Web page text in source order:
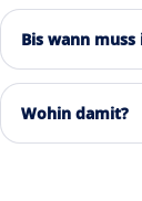
Bis wann muss
Wohin damit?